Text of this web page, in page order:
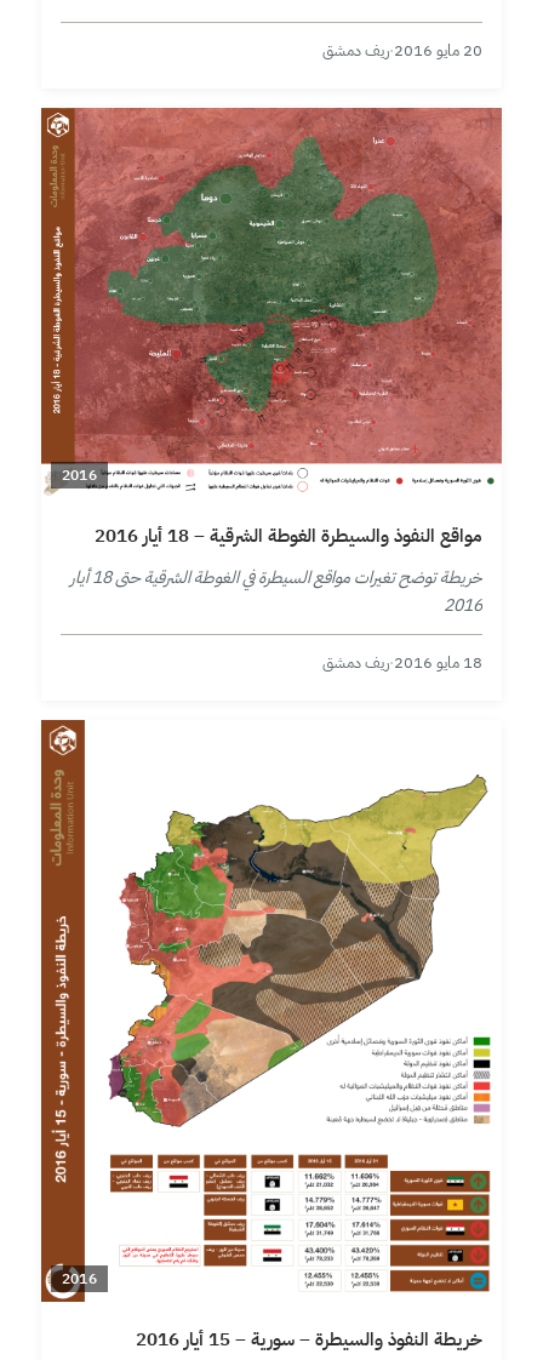
20 مايو 2016 ·ريف دمشق
2016
مواقع النفوذ والسيطرة الغوطة الشرقية – 18 أيار 2016
خريطة توضح تغيرات مواقع السيطرة في الغوطة الشرقية حتى 18 أيار
2016
18 مايو 2016 ·ريف دمشق
2016
خريطة النفوذ والسيطرة – سورية – 15 أيار 2016